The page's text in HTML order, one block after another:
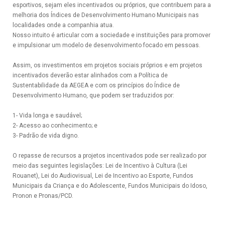
esportivos, sejam eles incentivados ou próprios, que contribuem para a
melhoria dos Índices de Desenvolvimento Humano Municipais nas
localidades onde a companhia atua.
Nosso intuito é articular com a sociedade e instituições para promover
e impulsionar um modelo de desenvolvimento focado em pessoas.
Assim, os investimentos em projetos sociais próprios e em projetos
incentivados deverão estar alinhados com a Política de
Sustentabilidade da AEGEA e com os princípios do Índice de
Desenvolvimento Humano, que podem ser traduzidos por:
1- Vida longa e saudável;
2- Acesso ao conhecimento; e
3- Padrão de vida digno.
O repasse de recursos a projetos incentivados pode ser realizado por
meio das seguintes legislações: Lei de Incentivo à Cultura (Lei
Rouanet), Lei do Audiovisual, Lei de Incentivo ao Esporte, Fundos
Municipais da Criança e do Adolescente, Fundos Municipais do Idoso,
Pronon e Pronas/PCD.